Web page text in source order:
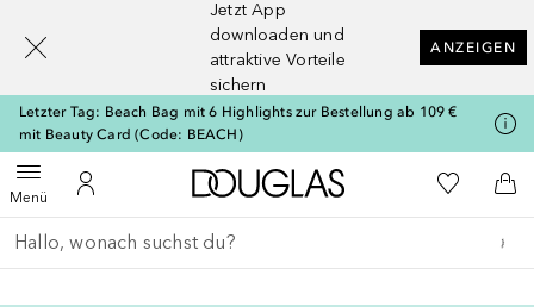
Jetzt App
downloaden und
attraktive Vorteile
sichern
ANZEIGEN
Letzter Tag: Beach Bag mit 6 Highlights zur Bestellung ab 109 €
mit Beauty Card (Code: BEACH)
MenüMenü öffnenZu Meinem Kundenkonto
Zur Douglas Startseite
Zu Meiner
Gehe zurück
Suche ausführen
[navigation.slideout.screenreader]